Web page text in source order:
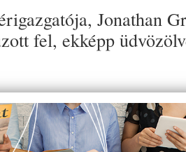
Jonathan
fel, ekképp